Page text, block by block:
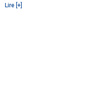
Lire [+]